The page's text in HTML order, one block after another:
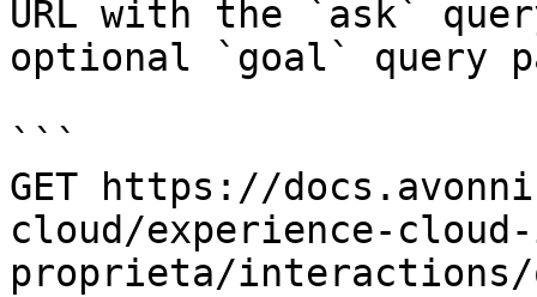
URL with the `ask`
optional `goal` query
```
GET https://
cloud/experience-
proprieta/interactions/